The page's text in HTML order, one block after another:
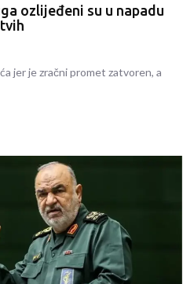
ozlijeđeni su u napadu
jer je zračni promet zatvoren, a